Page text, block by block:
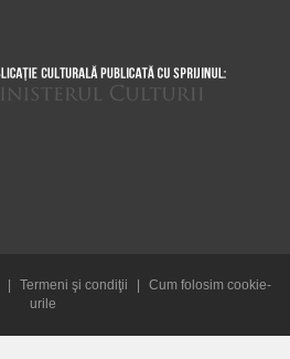
Termeni şi condiţii
Cum folosim cookie-
urile